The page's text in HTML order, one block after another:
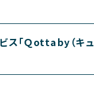
ス「Ｑottaby（キ